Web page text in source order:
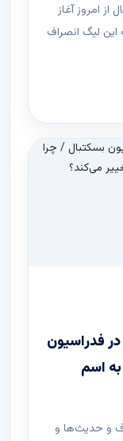
امروز آغاز
این لیگ انصراف
فدراسیون
مربی به اسم
و حدیث‌ها و